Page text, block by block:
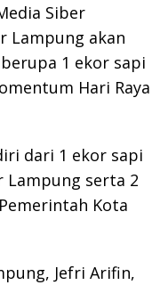
Siber
Lampung akan
1 ekor sapi
Hari Raya
dari 1 ekor sapi
Lampung serta 2
Kota
Jefri Arifin,